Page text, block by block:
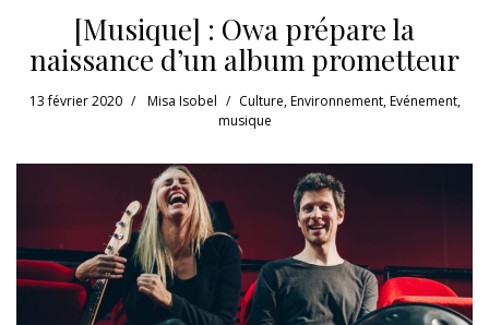
[Musique] : Owa prépare la
naissance d’un album prometteur
13 février 2020 Misa Isobel Culture,Environnement,Evénement,
musique